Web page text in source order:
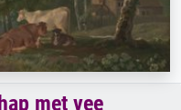
met vee